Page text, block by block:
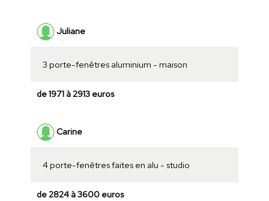
Juliane
3 porte-fenêtres aluminium - maison
de 1971 à 2913 euros
Carine
4 porte-fenêtres faites en alu - studio
de 2824 à 3600 euros